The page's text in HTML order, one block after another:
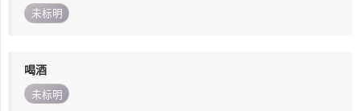
未标明
喝酒
未标明